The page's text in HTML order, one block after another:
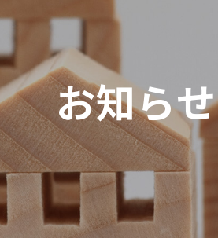
家づくりのステップ
保証とサポート
FAQ
賃貸取扱物件
（サブリース事業）
建築実例
ハッピーライフクラブ
タマネット
IR情報 経営方針
採用情報 受賞一覧
お知らせ